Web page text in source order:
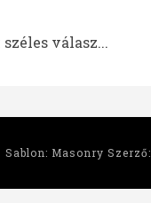
válasz...
Sablon: Masonry Szerző: